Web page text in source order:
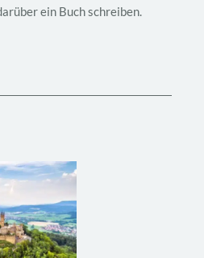
ein Buch schreiben.